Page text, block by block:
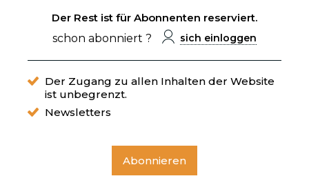
Der Rest ist für Abonnenten reserviert.
schon abonniert ?
sich einloggen
Der Zugang zu allen Inhalten der Website
ist unbegrenzt.
Newsletters
Abonnieren